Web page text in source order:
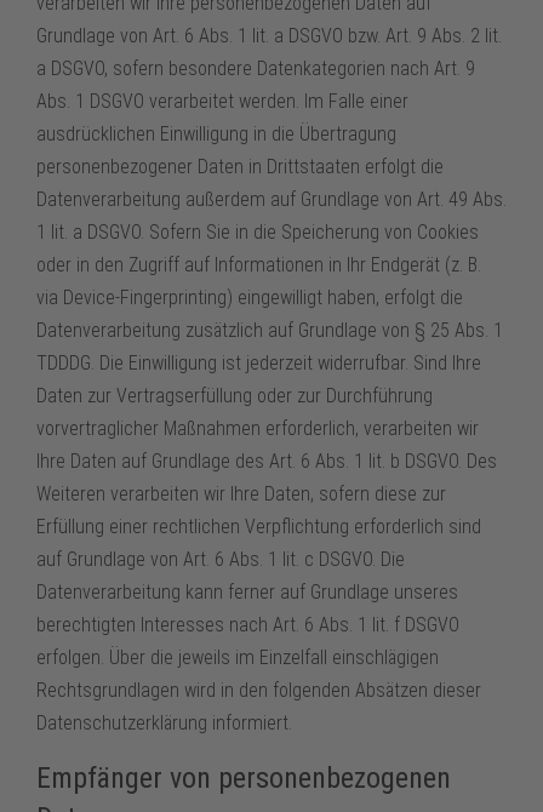
Grundlage von Art. 6 Abs. 1 lit. a DSGVO bzw. Art. 9 Abs. 2 lit.
a DSGVO, sofern besondere Datenkategorien nach Art. 9
Abs. 1 DSGVO verarbeitet werden. Im Falle einer
ausdrücklichen Einwilligung in die Übertragung
personenbezogener Daten in Drittstaaten erfolgt die
Datenverarbeitung außerdem auf Grundlage von Art. 49 Abs.
1 lit. a DSGVO. Sofern Sie in die Speicherung von Cookies
oder in den Zugriff auf Informationen in Ihr Endgerät (z. B.
via Device-Fingerprinting) eingewilligt haben, erfolgt die
Datenverarbeitung zusätzlich auf Grundlage von § 25 Abs. 1
TDDDG. Die Einwilligung ist jederzeit widerrufbar. Sind Ihre
Daten zur Vertragserfüllung oder zur Durchführung
vorvertraglicher Maßnahmen erforderlich, verarbeiten wir
Ihre Daten auf Grundlage des Art. 6 Abs. 1 lit. b DSGVO. Des
Weiteren verarbeiten wir Ihre Daten, sofern diese zur
Erfüllung einer rechtlichen Verpflichtung erforderlich sind
auf Grundlage von Art. 6 Abs. 1 lit. c DSGVO. Die
Datenverarbeitung kann ferner auf Grundlage unseres
berechtigten Interesses nach Art. 6 Abs. 1 lit. f DSGVO
erfolgen. Über die jeweils im Einzelfall einschlägigen
Rechtsgrundlagen wird in den folgenden Absätzen dieser
Datenschutzerklärung informiert.
Empfänger von personenbezogenen